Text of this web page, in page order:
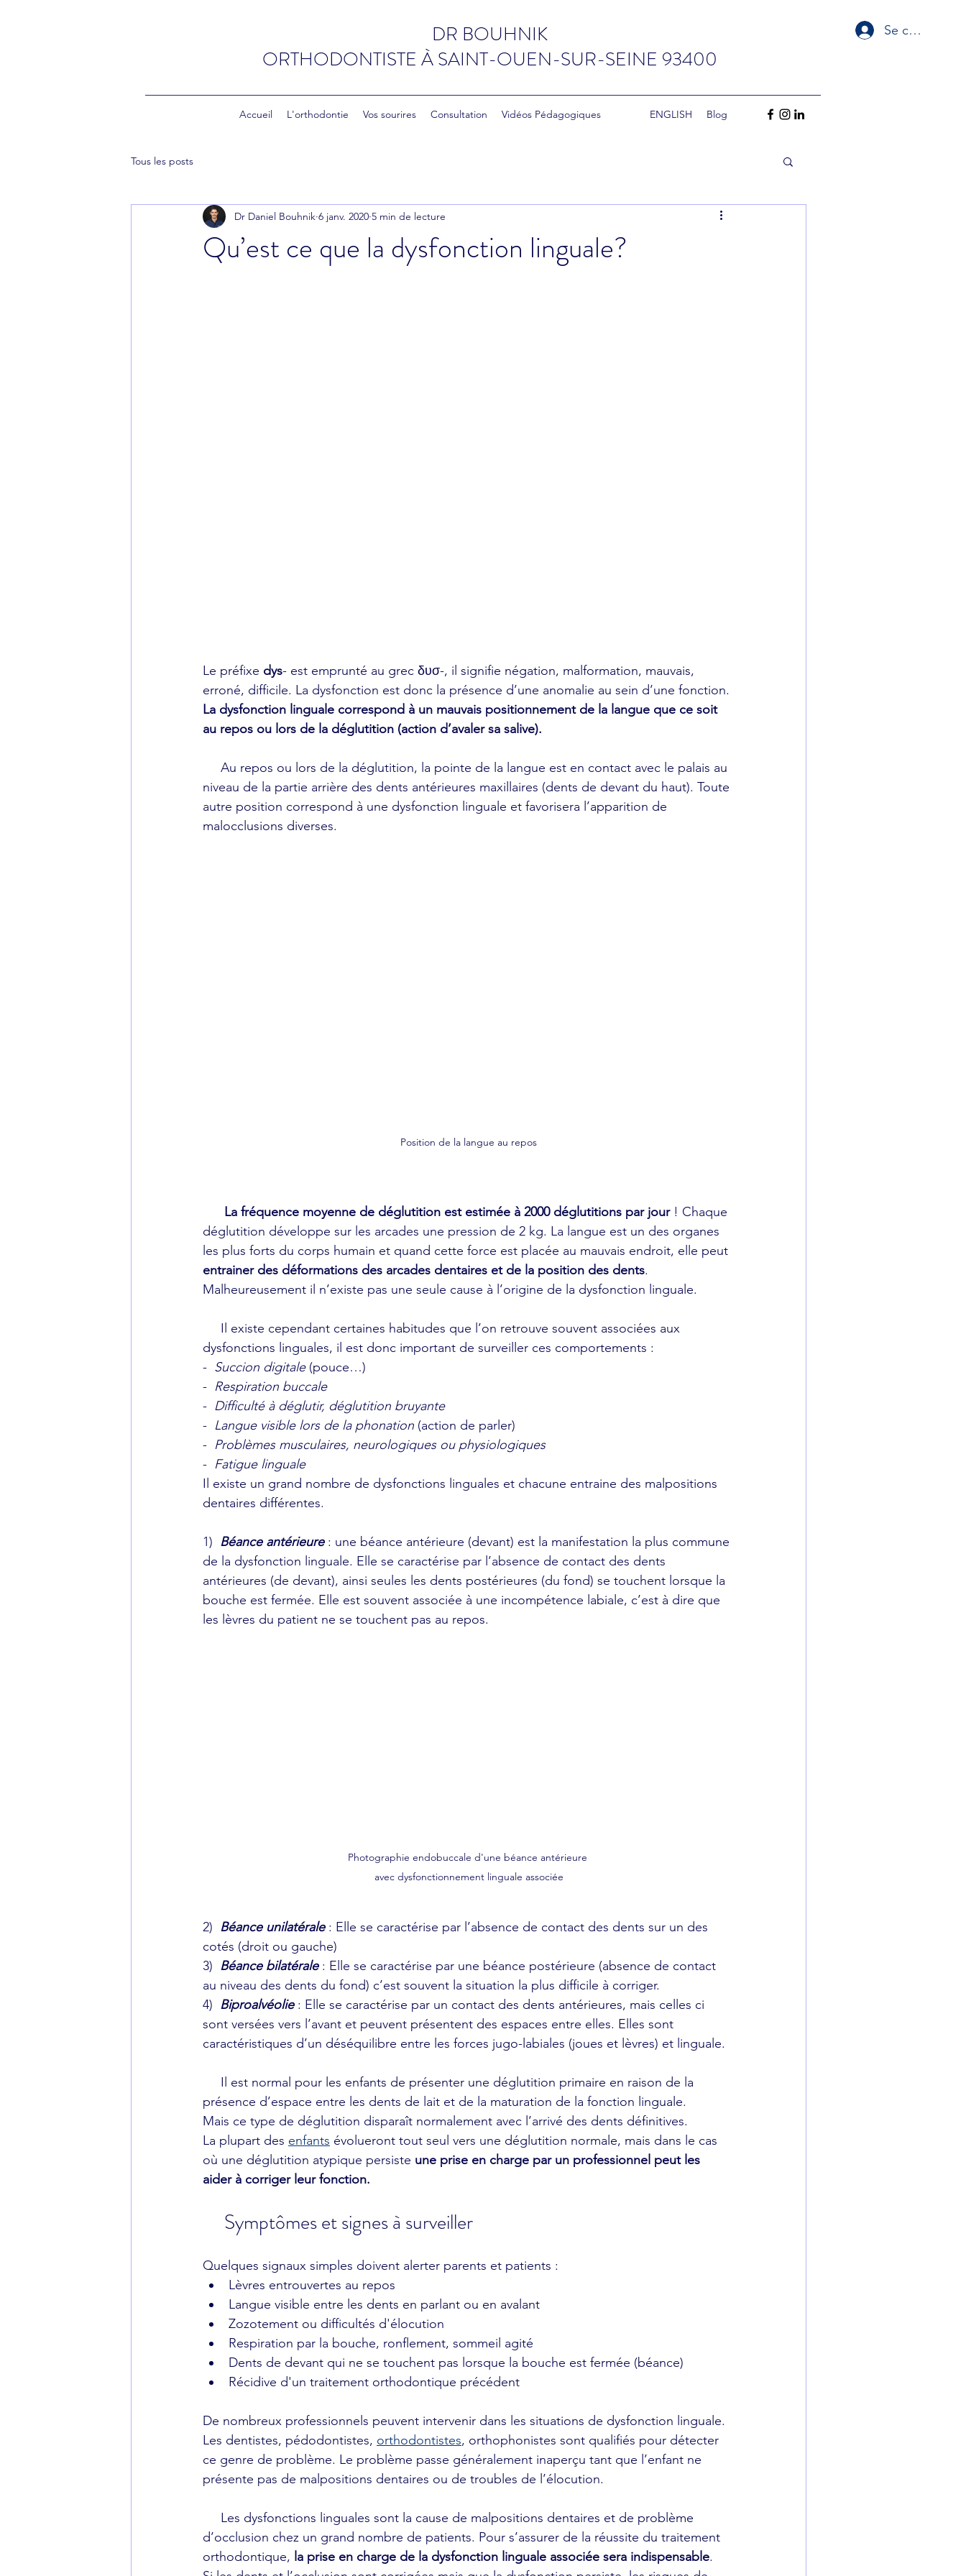
DR BOUHNIK
ORTHODONTISTE ÀSAINT-OUEN-SUR-SEINE 93400
Se connecter
Accueil L'orthodontie Vos sourires Consultation Vidéos Pédagogiques ‏‏‎ ‎‏‏‎ ‎‏‏‎ ‎‏‏‎ ‎‏‏‎ ‎‏‏‎ ‎‏‏‎ ‏‏‎ ‎‏‏‎ ‎‏‏‎ ‎‏‏‎ ‎‎‏‏‎ ‎ENGLISH Blog
Tous les posts
Qu’est ce que la dysfonction linguale?
Dr Daniel Bouhnik 6 janv. 2020 5 min de lecture
Le préfixe dys- est emprunté au grec δυσ-, il signifie négation, malformation, mauvais,
erroné, difficile. La dysfonction est donc la présence d’une anomalie au sein d’une fonction.
La dysfonction linguale correspond à un mauvais positionnement de la langue que ce soit
au repos ou lors de la déglutition (action d’avaler sa salive).
niveau de la partie arrière des dents antérieures maxillaires (dents de devant du haut). Toute
autre position correspond à une dysfonction linguale et favorisera l’apparition de
malocclusions diverses.
Position de la langue au repos
La fréquence moyenne de déglutition est estimée à 2000 déglutitions par jour ! Chaque
déglutition développe sur les arcades une pression de 2 kg. La langue est un des organes
les plus forts du corps humain et quand cette force est placée au mauvais endroit, elle peut
entrainer des déformations des arcades dentaires et de la position des dents.
Malheureusement il n’existe pas une seule cause à l’origine de la dysfonction linguale.
dysfonctions linguales, il est donc important de surveiller ces comportements :
- Succion digitale (pouce…)
- Respiration buccale
- Difficulté à déglutir, déglutition bruyante
- Langue visible lors de la phonation (action de parler)
- Problèmes musculaires, neurologiques ou physiologiques
- Fatigue linguale
Il existe un grand nombre de dysfonctions linguales et chacune entraine des malpositions
dentaires différentes.
1) Béance antérieure : une béance antérieure (devant) est la manifestation la plus commune
de la dysfonction linguale. Elle se caractérise par l’absence de contact des dents
antérieures (de devant), ainsi seules les dents postérieures (du fond) se touchent lorsque la
bouche est fermée. Elle est souvent associée à une incompétence labiale, c’est à dire que
les lèvres du patient ne se touchent pas au repos.
Photographie endobuccale d'une béance antérieure
avec dysfonctionnement linguale associée
2) Béance unilatérale : Elle se caractérise par l’absence de contact des dents sur un des
cotés (droit ou gauche)
3) Béance bilatérale : Elle se caractérise par une béance postérieure (absence de contact
au niveau des dents du fond) c’est souvent la situation la plus difficile à corriger.
4) Biproalvéolie : Elle se caractérise par un contact des dents antérieures, mais celles ci
sont versées vers l’avant et peuvent présentent des espaces entre elles. Elles sont
caractéristiques d’un déséquilibre entre les forces jugo-labiales (joues et lèvres) et linguale.
présence d’espace entre les dents de lait et de la maturation de la fonction linguale.
Mais ce type de déglutition disparaît normalement avec l’arrivé des dents définitives.
La plupart des enfants évolueront tout seul vers une déglutition normale, mais dans le cas
où une déglutition atypique persiste une prise en charge par un professionnel peut les
aider à corriger leur fonction.
     Symptômes et signes à surveiller
Quelques signaux simples doivent alerter parents et patients :
Lèvres entrouvertes au repos
Langue visible entre les dents en parlant ou en avalant
Zozotement ou difficultés d'élocution
Respiration par la bouche, ronflement, sommeil agité
Dents de devant qui ne se touchent pas lorsque la bouche est fermée (béance)
Récidive d'un traitement orthodontique précédent
De nombreux professionnels peuvent intervenir dans les situations de dysfonction linguale.
Les dentistes, pédodontistes, orthodontistes, orthophonistes sont qualifiés pour détecter
ce genre de problème. Le problème passe généralement inaperçu tant que l’enfant ne
présente pas de malpositions dentaires ou de troubles de l’élocution.
d’occlusion chez un grand nombre de patients. Pour s’assurer de la réussite du traitement
orthodontique, la prise en charge de la dysfonction linguale associée sera indispensable.